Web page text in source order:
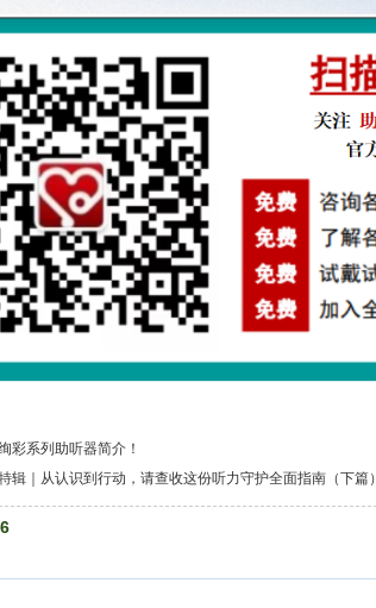
彩系列助听器简介！
辑｜从认识到行动，请查收这份听力守护全面指南（下篇）